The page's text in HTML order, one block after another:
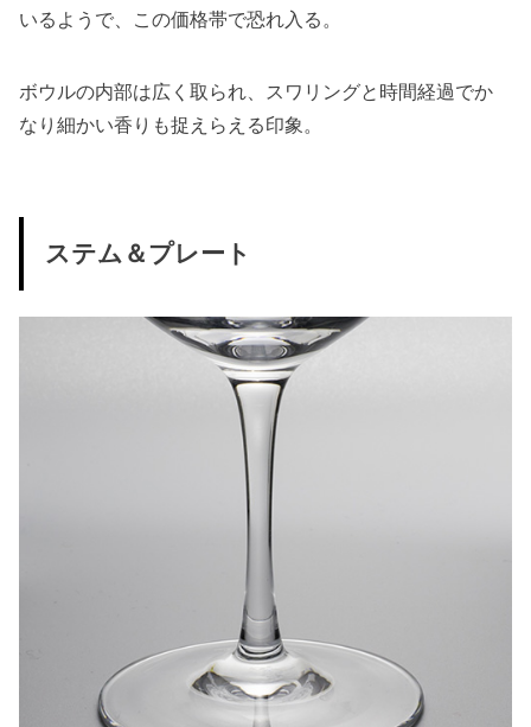
いるようで、この価格帯で恐れ入る。
ボウルの内部は広く取られ、スワリングと時間経過でか
なり細かい香りも捉えらえる印象。
ステム＆プレート